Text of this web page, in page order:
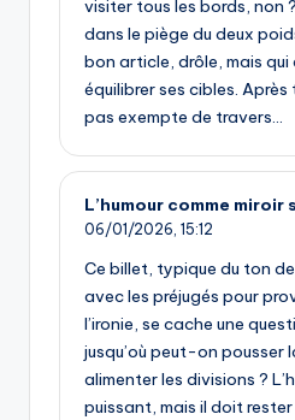
visiter tous les bords, non
dans le piège du deux
bon article, drôle, mais
équilibrer ses cibles.
pas exempte de travers…
L’humour comme miroir
06/01/2026, 15:12
Ce billet, typique du ton de
avec les préjugés pour
l’ironie, se cache une
jusqu’où peut-on pousser
alimenter les divisions ?
puissant, mais il doit